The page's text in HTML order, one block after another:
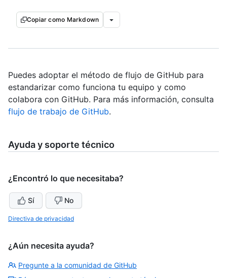
Copiar como Markdown
Puedes adoptar el método de flujo de GitHub para
estandarizar como funciona tu equipo y como
colabora con GitHub. Para más información, consulta
flujo de trabajo de GitHub.
Ayuda y soporte técnico
¿Encontró lo que necesitaba?
Sí No
Directiva de privacidad
¿Aún necesita ayuda?
Pregunte a la comunidad de GitHub